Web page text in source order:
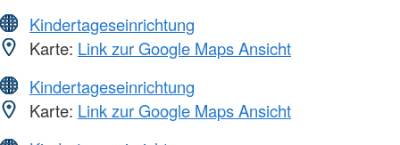
Kindertageseinrichtung
Karte: Link zur Google Maps Ansicht
Kindertageseinrichtung
Karte: Link zur Google Maps Ansicht